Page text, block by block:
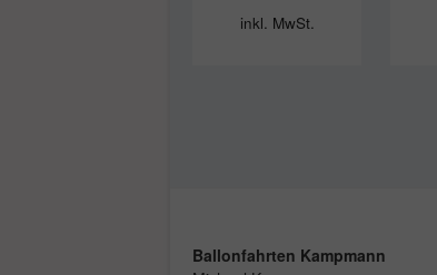
inkl. MwSt.
Ballonfahrten Kampmann